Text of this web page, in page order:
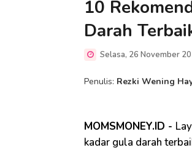
10
Darah
Selasa, 26 November
Penulis: Rezki Wening
MOMSMONEY.ID -
kadar gula darah